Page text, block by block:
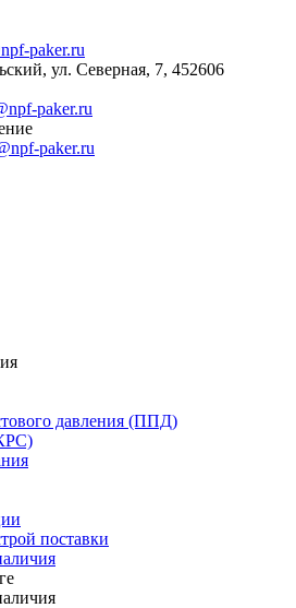
paker.ru
ул. Северная, 7, 452606
paker.ru
paker.ru
давления (ППД)
поставки